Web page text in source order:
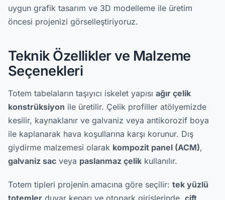
uygun grafik tasarım ve 3D modelleme ile üretim
öncesi projenizi görselleştiriyoruz.
Teknik Özellikler ve Malzeme
Seçenekleri
Totem tabelaların taşıyıcı iskelet yapısı ağır çelik
konstrüksiyon ile üretilir. Çelik profiller atölyemizde
kesilir, kaynaklanır ve galvaniz veya antikorozif boya
ile kaplanarak hava koşullarına karşı korunur. Dış
giydirme malzemesi olarak kompozit panel (ACM),
galvaniz sac veya paslanmaz çelik kullanılır.
Totem tipleri projenin amacına göre seçilir: tek yüzlü
totemler duvar kenarı ve otopark girişlerinde, çift